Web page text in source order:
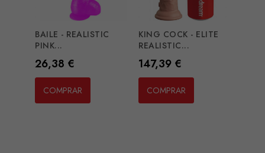
BAILE - REALISTIC
PINK...
Preço
26,38 €
COMPRAR
KING COCK - ELITE
REALISTIC...
Preço
147,39 €
COMPRAR